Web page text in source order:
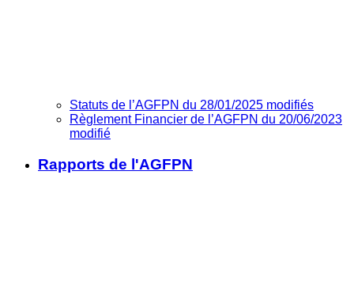
Statuts de l’AGFPN du 28/01/2025 modifiés
Règlement Financier de l’AGFPN du 20/06/2023
modifié
Rapports de l'AGFPN